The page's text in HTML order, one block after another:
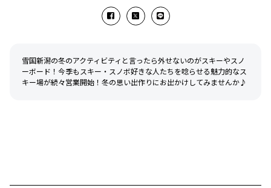
雪国新潟の冬のアクティビティと言ったら外せないのがスキーやスノ
ーボード！今季もスキー・スノボ好きな人たちを唸らせる魅力的なス
キー場が続々営業開始！冬の思い出作りにお出かけしてみませんか♪